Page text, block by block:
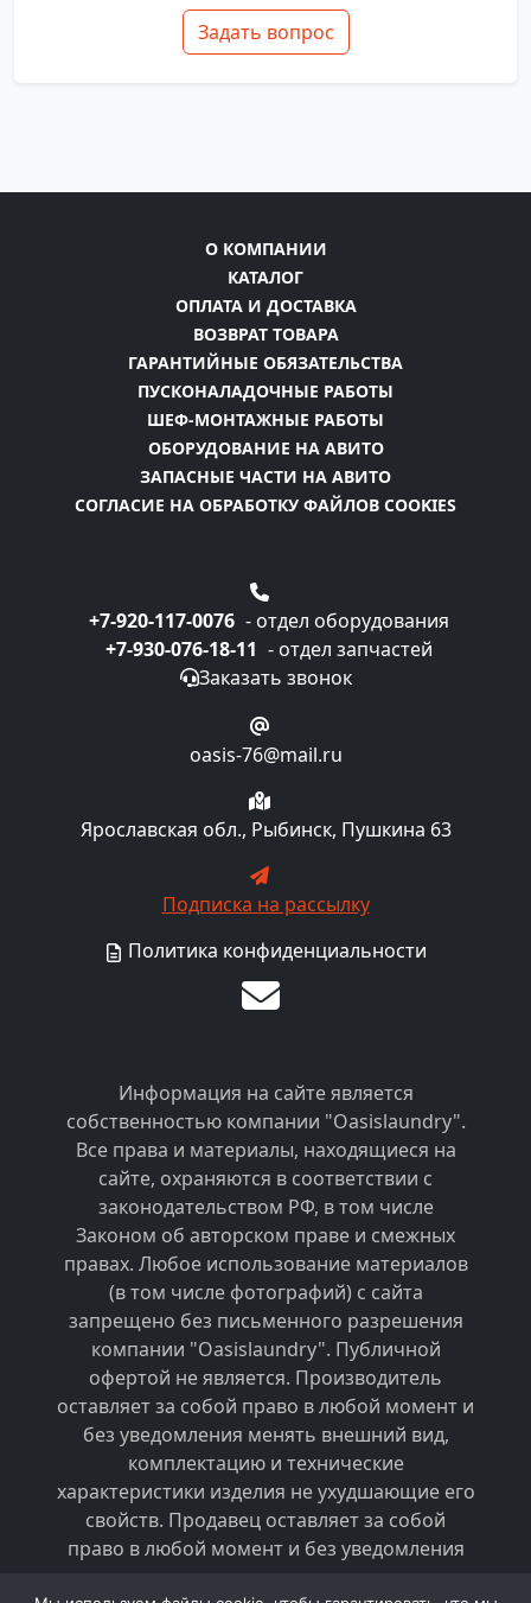
Задать вопрос
О КОМПАНИИ
КАТАЛОГ
ОПЛАТА И ДОСТАВКА
ВОЗВРАТ ТОВАРА
ГАРАНТИЙНЫЕ ОБЯЗАТЕЛЬСТВА
ПУСКОНАЛАДОЧНЫЕ РАБОТЫ
ШЕФ-МОНТАЖНЫЕ РАБОТЫ
ОБОРУДОВАНИЕ НА АВИТО
ЗАПАСНЫЕ ЧАСТИ НА АВИТО
СОГЛАСИЕ НА ОБРАБОТКУ ФАЙЛОВ COOKIES
+7-920-117-0076 - отдел оборудования
+7-930-076-18-11 - отдел запчастей
Заказать звонок
oasis-76@mail.ru
Ярославская обл., Рыбинск, Пушкина 63
Подписка на рассылку
Политика конфиденциальности
Информация на сайте является
собственностью компании "Oasislaundry".
Все права и материалы, находящиеся на
сайте, охраняются в соответствии с
законодательством РФ, в том числе
Законом об авторском праве и смежных
правах. Любое использование материалов
(в том числе фотографий) с сайта
запрещено без письменного разрешения
компании "Oasislaundry". Публичной
офертой не является. Производитель
оставляет за собой право в любой момент и
без уведомления менять внешний вид,
комплектацию и технические
характеристики изделия не ухудшающие его
свойств. Продавец оставляет за собой
право в любой момент и без уведомления